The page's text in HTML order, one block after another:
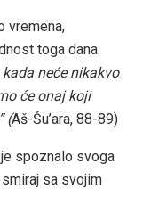
vremena,
toga dana.
kada neće nikakvo
će onaj koji
(Aš-Šu’ara, 88-89)
spoznalo svoga
sa svojim